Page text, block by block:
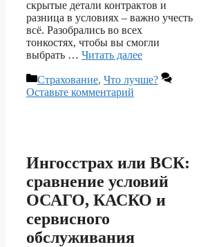
скрытые детали контрактов и
разница в условиях – важно учесть
всё. Разобрались во всех
тонкостях, чтобы вы смогли
выбрать … Читать далее
Рубрики
Страхование, Что лучше?
Оставьте комментарий
Ингосстрах или ВСК:
сравнение условий
ОСАГО, КАСКО и
сервисного
обслуживания